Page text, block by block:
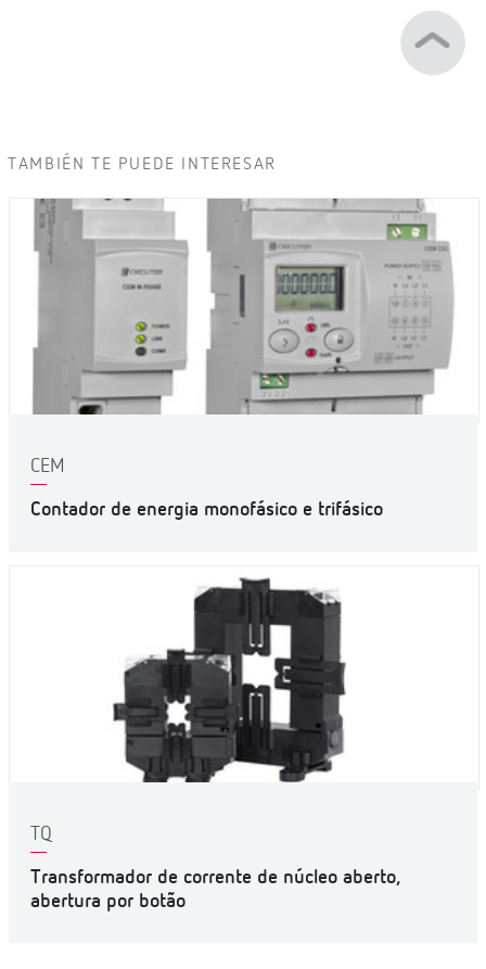
TAMBIÉN TE PUEDE INTERESAR
CEM
Contador de energia monofásico e trifásico
TQ
Transformador de corrente de núcleo aberto,
abertura por botão